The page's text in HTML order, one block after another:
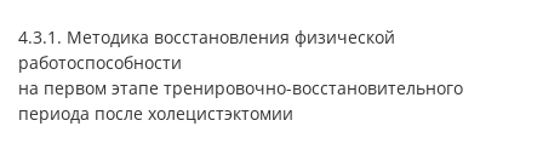
4.3.1. Методика восстановления физической
работоспособности
на первом этапе тренировочно-восстановительного
периода после холецистэктомии